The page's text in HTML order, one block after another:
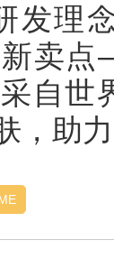
发理
卖
自世
，助